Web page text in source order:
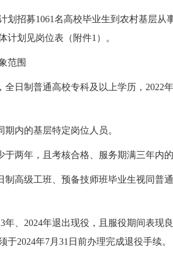
招募1061名高校毕业生到农村基层从
计划见岗位表（附件1）。
范围
制普通高校专科及以上学历，2022年
内的基层特定岗位人员。
两年，且考核合格、服务期满三年内
高级工班、预备技师班毕业生视同普
、2024年退出现役，且服役期间表现
于2024年7月31日前办理完成退役手续。